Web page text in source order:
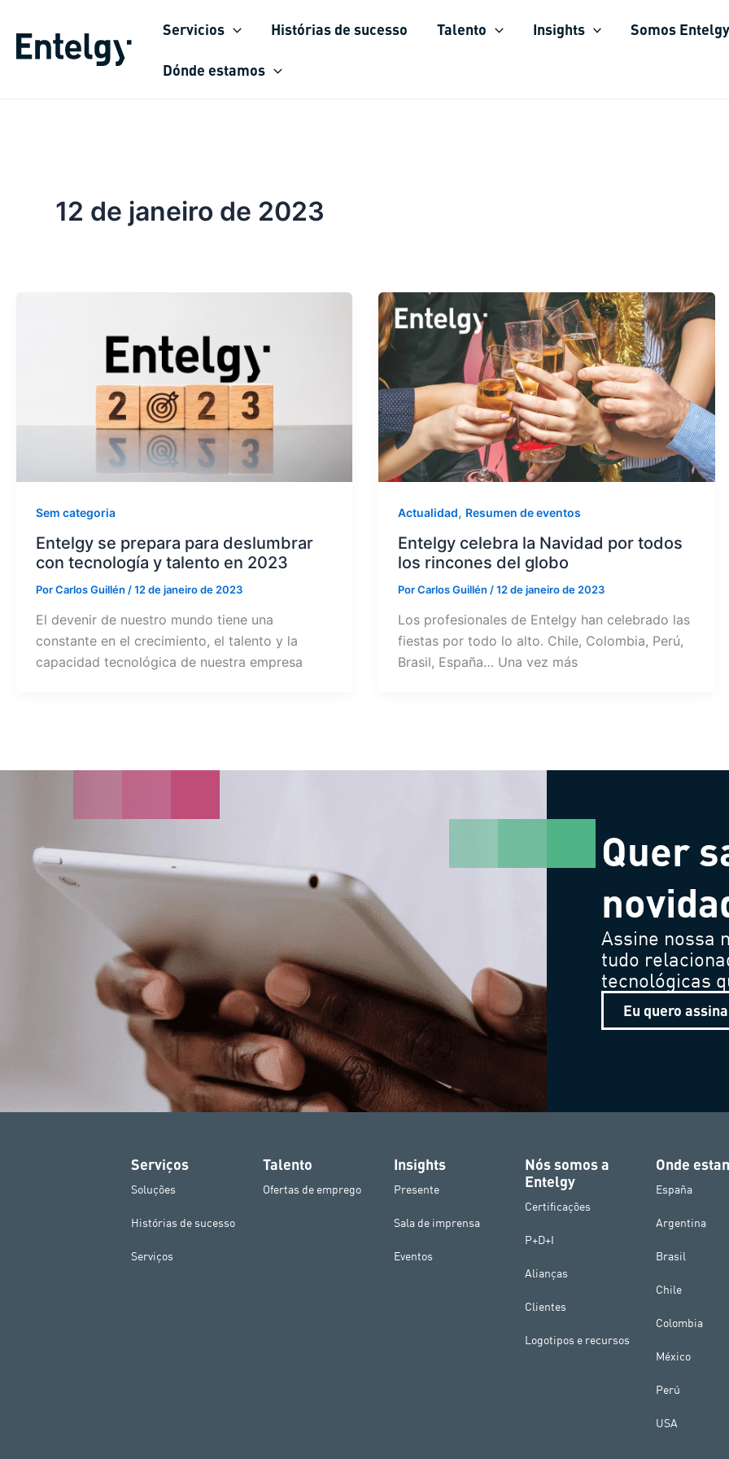
para
Servicios Histórias de sucesso Talento Insights Somos Entelgy
Dónde estamos
12 de janeiro de 2023
Sem categoria
Entelgy se prepara para deslumbrar
con tecnología y talento en 2023
PorCarlos Guillén /12 de janeiro de 2023
El devenir de nuestro mundo tiene una
constante en el crecimiento, el talento y la
capacidad tecnológica de nuestra empresa
Actualidad, Resumen de eventos
Entelgy celebra la Navidad por todos
los rincones del globo
PorCarlos Guillén /12 de janeiro de 2023
Los profesionales de Entelgy han celebrado las
fiestas por todo lo alto. Chile, Colombia, Perú,
Brasil, España… Una vez más
Quer
Assine nossa
tudo
tecnológicas
Eu quero
Serviços
Soluções
Histórias de sucesso
Serviços
Talento
Ofertas de emprego
Insights
Presente
Sala de imprensa
Eventos
Nós somos a
Entelgy
Certificações
P+D+I
Alianças
Clientes
Logotipos e recursos
Onde
España
Argentina
Brasil
Chile
Colombia
México
Perú
USA